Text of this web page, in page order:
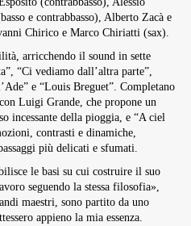
e contrabbasso), Alberto Zacà e
Chirico e Marco Chiriatti (sax).
arricchendo il sound in sette
“Ci vediamo dall’altra parte”,
e “Louis Breguet”. Completano
Luigi Grande, che propone un
incessante della pioggia, e “A ciel
contrasti e dinamiche,
più delicati e sfumati.
le basi su cui costruire il suo
seguendo la stessa filosofia»,
maestri, sono partito da uno
appieno la mia essenza.